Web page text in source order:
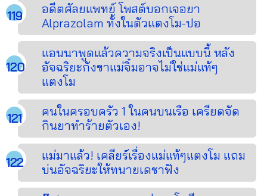
อดีตศัลยแพทย์ โพสต์บอกเจอยา
Alprazolam ทั้งในตัวแตงโม-ปอ
แอนนาพูดแล้วความจริงเป็นแบบนี้ หลัง
อัจฉริยะกังขาแม่จิ๋มอาจไม่ใช่แม่แท้ๆ
แตงโม
คนในครอบครัว 1 ในคนบนเรือ เครียดจัด
กินยาทำร้ายตัวเอง!
แม่มาแล้ว! เคลียร์เรื่องแม่แท้ๆแตงโม แถม
บ่นอัจฉริยะให้ทนายเดชาฟัง